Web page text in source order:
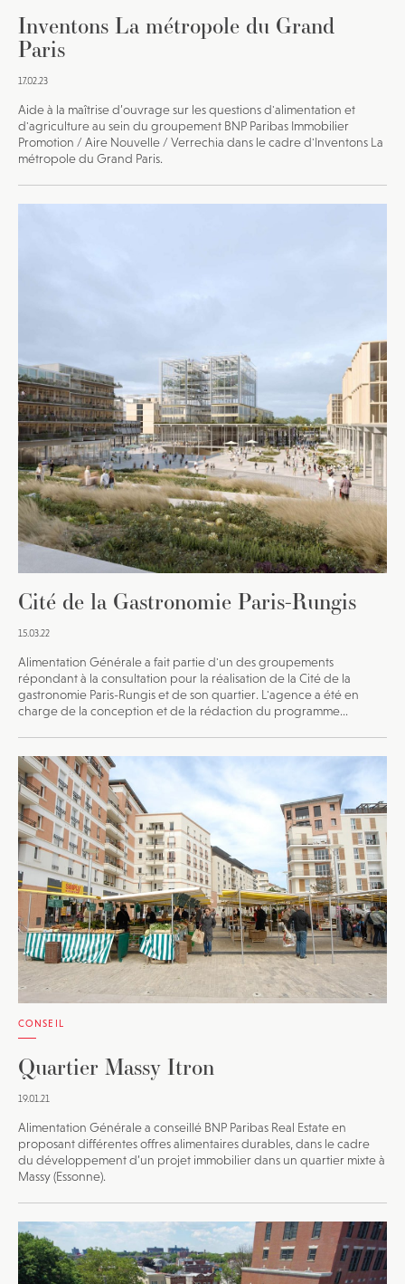
Inventons La métropole du Grand
Paris
17.02.23
Aide à la maîtrise d’ouvrage sur les questions d'alimentation et
d'agriculture au sein du groupement BNP Paribas Immobilier
Promotion / Aire Nouvelle / Verrechia dans le cadre d'Inventons La
métropole du Grand Paris.
Cité de la Gastronomie Paris-Rungis
15.03.22
Alimentation Générale a fait partie d'un des groupements
répondant à la consultation pour la réalisation de la Cité de la
gastronomie Paris-Rungis et de son quartier. L'agence a été en
charge de la conception et de la rédaction du programme...
CONSEIL
Quartier Massy Itron
19.01.21
Alimentation Générale a conseillé BNP Paribas Real Estate en
proposant différentes offres alimentaires durables, dans le cadre
du développement d’un projet immobilier dans un quartier mixte à
Massy (Essonne).